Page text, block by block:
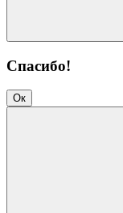
Спасибо!
Ок